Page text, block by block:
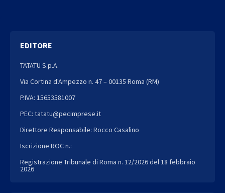
EDITORE
TATATU S.p.A.
Via Cortina d'Ampezzo n. 47 – 00135 Roma (RM)
P.IVA: 15653581007
PEC: tatatu@pecimprese.it
Direttore Responsabile: Rocco Casalino
Iscrizione ROC n.:
Registrazione Tribunale di Roma n. 12/2026 del 18 febbraio
2026